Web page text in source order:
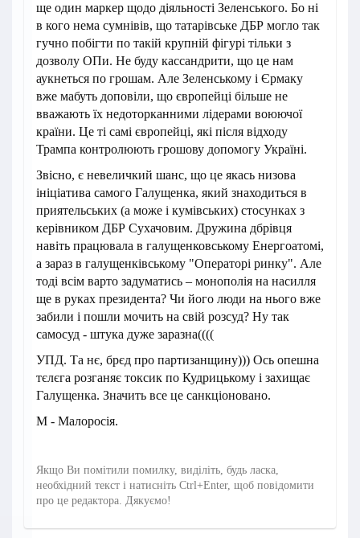
ще один маркер щодо діяльності Зеленського. Бо ні
в кого нема сумнівів, що татарівське ДБР могло так
гучно побігти по такій крупній фігурі тільки з
дозволу ОПи. Не буду кассандрити, що це нам
аукнеться по грошам. Але Зеленському і Єрмаку
вже мабуть доповіли, що європейці більше не
вважають їх недоторканними лідерами воюючої
країни. Це ті самі європейці, які після відходу
Трампа контролюють грошову допомогу Україні.
Звісно, є невеличкий шанс, що це якась низова
ініціатива самого Галущенка, який знаходиться в
приятельських (а може і кумівських) стосунках з
керівником ДБР Сухачовим. Дружина дбрівця
навіть працювала в галущенковському Енергоатомі,
а зараз в галущенківському "Операторі ринку". Але
тоді всім варто задуматись – монополія на насилля
ще в руках президента? Чи його люди на нього вже
забили і пошли мочить на свій розсуд? Ну так
самосуд - штука дуже заразна((((
УПД. Та нє, брєд про партизанщину))) Ось опешна
тєлєга розганяє токсик по Кудрицькому і захищає
Галущенка. Значить все це санкціоновано.
М - Малоросія.
Якщо Ви помітили помилку, виділіть, будь ласка,
необхідний текст і натисніть Ctrl+Enter, щоб повідомити
про це редактора. Дякуємо!